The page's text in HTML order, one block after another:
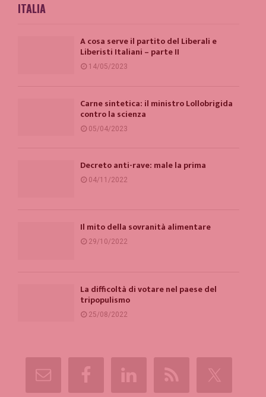
ITALIA
A cosa serve il partito del Liberali e
Liberisti Italiani – parte II
14/05/2023
Carne sintetica: il ministro Lollobrigida
contro la scienza
05/04/2023
Decreto anti-rave: male la prima
04/11/2022
Il mito della sovranità alimentare
29/10/2022
La difficoltà di votare nel paese del
tripopulismo
25/08/2022